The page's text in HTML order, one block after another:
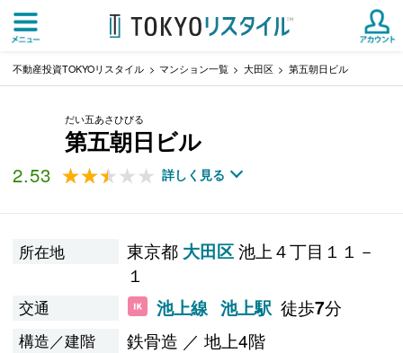
不動産投資TOKYOリスタイル マンション一覧 大田区 第五朝日ビル
だい五あさひびる
第五朝日ビル
2.53 ★★★★★
★★★★★ 詳しく見る
所在地 東京都 大田区池上４丁目１１－
１
交通 池上線 池上駅 徒歩7分
構造／建階 鉄骨造 ／ 地上4階